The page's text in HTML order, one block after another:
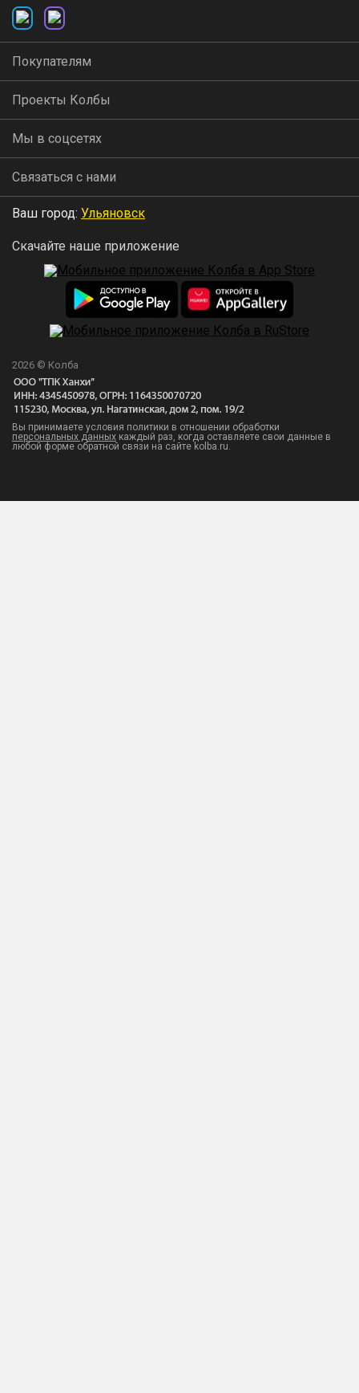
Покупателям
Проекты Колбы
Мы в соцсетях
Связаться с нами
Ваш город: Ульяновск
Скачайте наше приложение
2026 © Колба
Вы принимаете условия политики в отношении обработки
персональных данных каждый раз, когда оставляете свои данные в
любой форме обратной связи на сайте kolba.ru.